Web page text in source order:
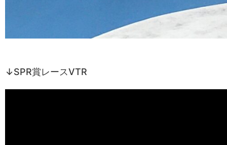
↓SPR賞レースVTR